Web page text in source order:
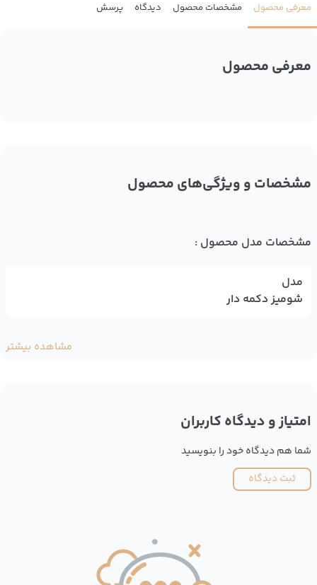
معرفی محصول مشخصات محصول دیدگاه پرسش
معرفی محصول
مشخصات و ویژگی‌های محصول
مشخصات مدل محصول :
مدل
شومیز دکمه دار
مشاهده بیشتر
امتیاز و دیدگاه کاربران
شما هم دیدگاه خود را بنویسید
ثبت دیدگاه